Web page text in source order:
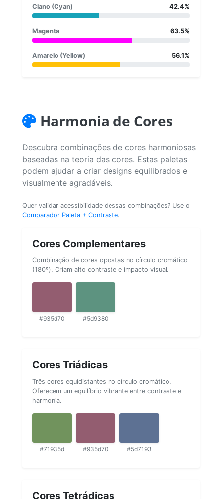
Ciano (Cyan) 42.4%
Magenta 63.5%
Amarelo (Yellow) 56.1%
Harmonia de Cores
Descubra combinações de cores harmoniosas
baseadas na teoria das cores. Estas paletas
podem ajudar a criar designs equilibrados e
visualmente agradáveis.
Quer validar acessibilidade dessas combinações? Use o
Comparador Paleta + Contraste.
Cores Complementares
Combinação de cores opostas no círculo cromático
(180º). Criam alto contraste e impacto visual.
#935d70 #5d9380
Cores Triádicas
Três cores equidistantes no círculo cromático.
Oferecem um equilíbrio vibrante entre contraste e
harmonia.
#71935d #935d70 #5d7193
Cores Tetrádicas